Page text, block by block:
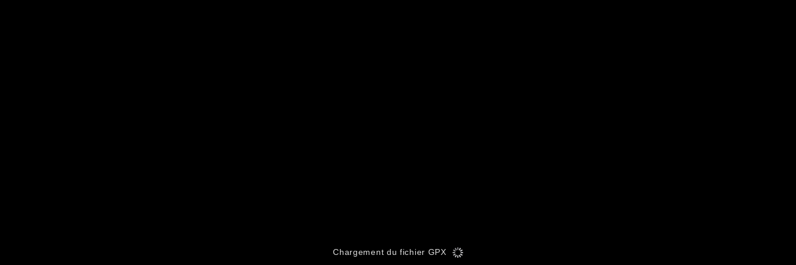
Chargement du fichier GPX